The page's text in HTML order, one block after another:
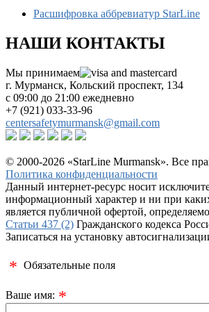
Расшифровка аббревиатур StarLine
НАШИ КОНТАКТЫ
Мы принимаем
г. Мурманск, Кольский проспект, 134
с 09:00 до 21:00 ежедневно
+7 (921) 033-33-96
centersafetymurmansk@gmail.com
© 2000-2026 «StarLine Murmansk». Все
Политика конфиденциальности
Данный интернет-ресурс носит
информационный характер и ни при
является публичной офертой,
Статьи 437 (2) Гражданского кодекса
Записаться на установку
* Обязательные поля
Ваше имя: *